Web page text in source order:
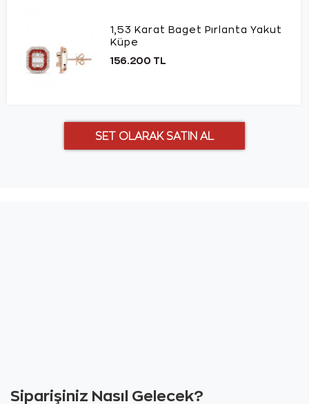
1,53 Karat Baget Pırlanta Yakut
Küpe
156.200 TL
Siparişiniz Nasıl Gelecek?